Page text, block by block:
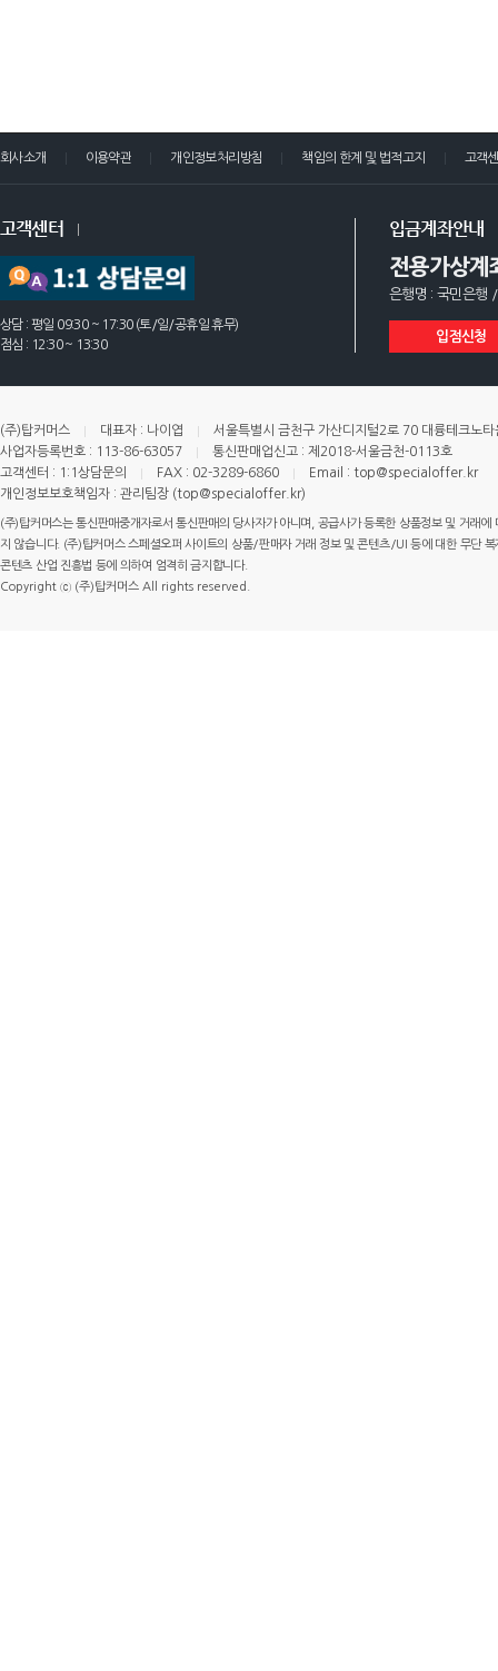
회사소개 이용약관 개인정보처리방침 책임의 한계 및 법적고지 고객
고객센터
상담 : 평일 09:30 ~ 17:30 (토/일/공휴일 휴무)
점심 : 12:30 ~ 13:30
입금계좌안내
전용가상계
은행명 : 국민은행
입점신청
(주)탑커머스 대표자 : 나이엽
서울특별시 금천구 가산디지털2로 70 대륭테크노
사업자등록번호 : 113-86-63057
통신판매업신고 : 제2018-서울금천-0113호
고객센터 : 1:1상담문의
FAX : 02-3289-6860
Email : top@specialoffer.kr
개인정보보호책임자 : 관리팀장 (top@specialoffer.kr)
(주)탑커머스는 통신판매중개자로서 통신판매의 당사자가 아니며, 공급사가 등록한 상품정보 및 거래
지 않습니다. (주)탑커머스 스페셜오퍼 사이트의 상품/판매자 거래 정보 및 콘텐츠/UI 등에 대한 무단
콘텐츠 산업 진흥법 등에 의하여 엄격히 금지합니다.
Copyright ⓒ (주)탑커머스 All rights reserved.